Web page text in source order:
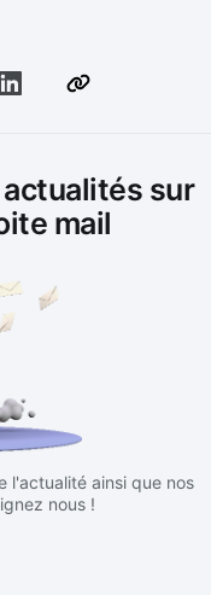
sur
mail
l'actualité ainsi que nos
nous !